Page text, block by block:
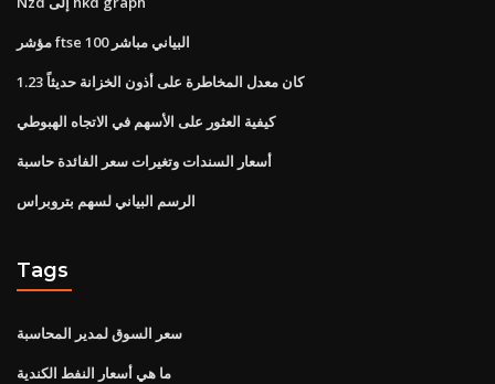
مؤشر ftse 100 البياني مباشر
كان معدل المخاطرة على أذون الخزانة حديثاً 1.23
كيفية العثور على الأسهم في الاتجاه الهبوطي
أسعار السندات وتغيرات سعر الفائدة حاسبة
الرسم البياني لسهم بتروبراس
Tags
سعر السوق لمدير المحاسبة
ما هي أسعار النفط الكندية